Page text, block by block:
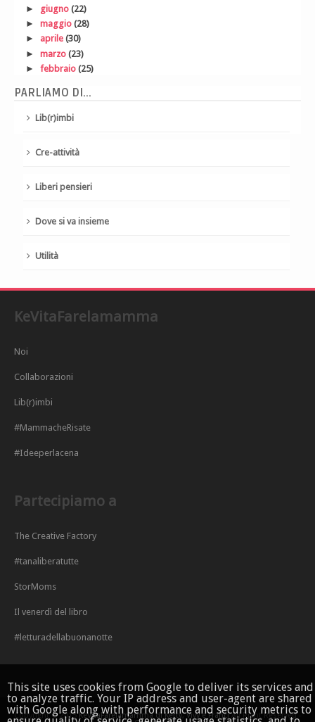
► giugno (22)
► maggio (28)
► aprile (30)
► marzo (23)
► febbraio (25)
PARLIAMO DI...
Lib(r)imbi
Cre-attività
Liberi pensieri
Dove si va insieme
Utilità
KeVitaFarelamamma
Noi
Collaborazioni
Lib(r)imbi
#MammacheRisate
#Ideeperlacena
Partecipiamo a
The Creative Factory
#tanaliberatutte
StorMoms
Il venerdì del libro
#letturadellabuonanotte
Copyright © 2015KeVitaFarelamamma di Ketty, Vivy e FranciAll Right Reserved -
This site uses cookies from Google to deliver its services and
to analyze traffic. Your IP address and user-agent are shared
with Google along with performance and security metrics to